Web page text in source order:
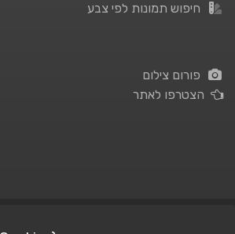
חיפוש תמונות לפי צבע
פורום צילום
הצטרפו לאתר